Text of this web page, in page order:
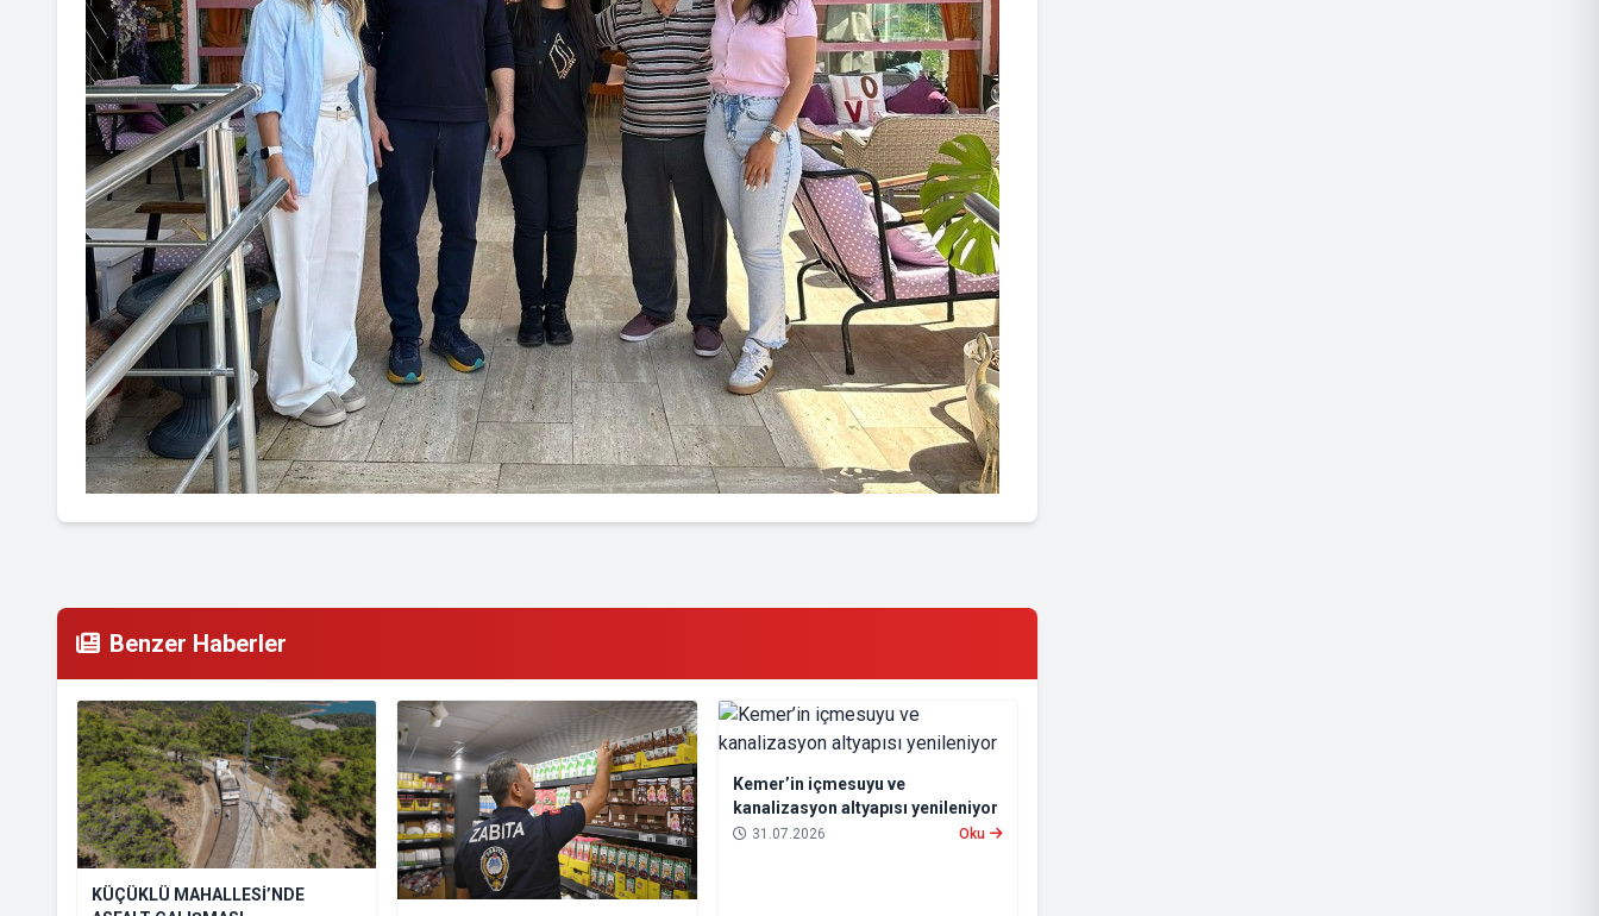
Benzer Haberler
KÜÇÜKLÜ MAHALLESİ’NDE
Kemer’in içmesuyu ve
kanalizasyon altyapısı yenileniyor
31.07.2026 Oku